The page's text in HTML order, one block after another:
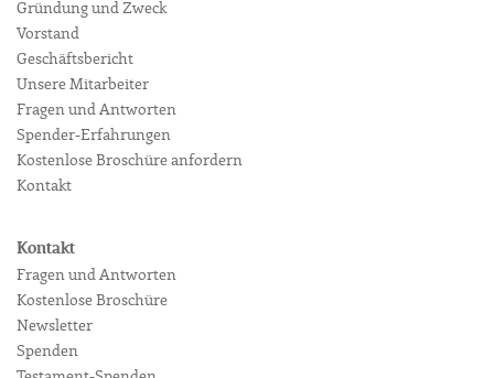
Gründung und Zweck
Vorstand
Geschäftsbericht
Unsere Mitarbeiter
Fragen und Antworten
Spender-Erfahrungen
Kostenlose Broschüre anfordern
Kontakt
Kontakt
Fragen und Antworten
Kostenlose Broschüre
Newsletter
Spenden